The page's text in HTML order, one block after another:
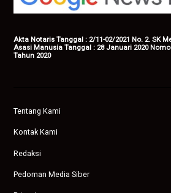
Akta Notaris Tanggal : 2/11-02/2021 No. 2. SK
Asasi Manusia Tanggal : 28 Januari 2020 Nomor
Tahun 2020
Tentang Kami
Kontak Kami
Redaksi
Pedoman Media Siber